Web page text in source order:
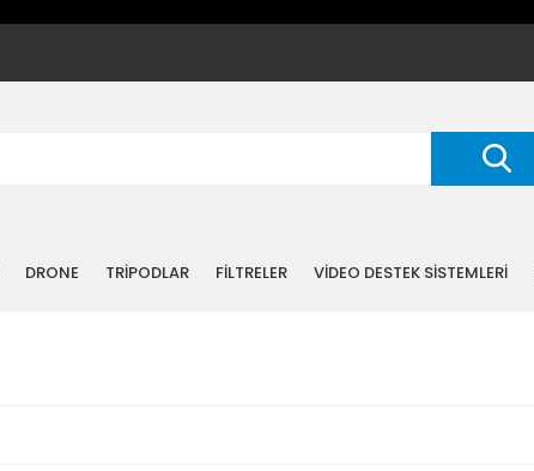
DRONE TRİPODLAR FİLTRELER VİDEO DESTEK SİSTEMLERİ